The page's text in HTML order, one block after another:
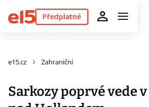
Předplatné
e15.cz Zahraniční
Sarkozy poprvé vede